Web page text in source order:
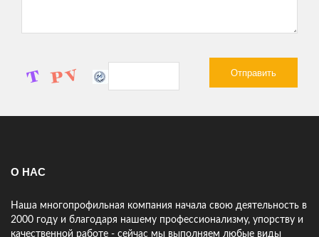
Спасибо!
Только начинаю работать с компанией 25Строй но сразу видно
О НАС
Наша многопрофильная компания начала свою деятельность в
2000 году и благодаря нашему профессионализму, упорству и
качественной работе - сейчас мы выполняем любые виды